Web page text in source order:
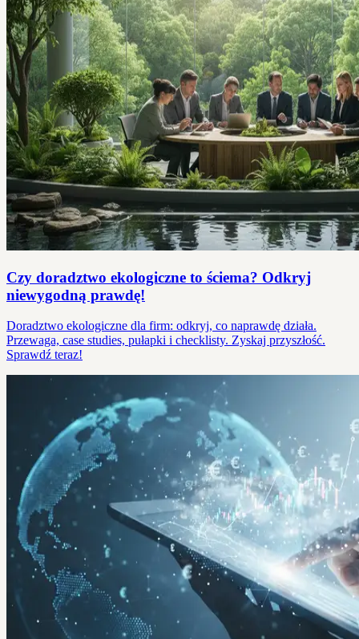
Czy doradztwo ekologiczne to ściema? Odkryj
niewygodną prawdę!
Doradztwo ekologiczne dla firm: odkryj, co naprawdę działa.
Przewaga, case studies, pułapki i checklisty. Zyskaj przyszłość.
Sprawdź teraz!